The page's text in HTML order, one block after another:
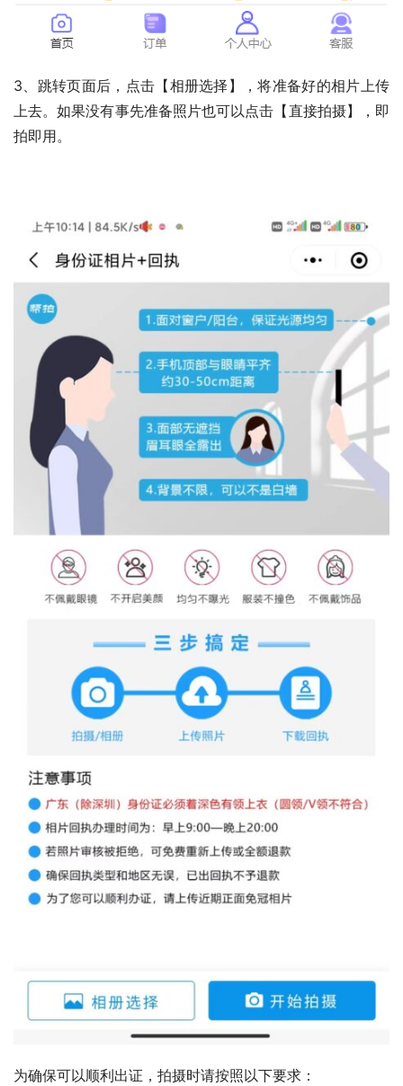
3、跳转页面后，点击【相册选择】，将准备好的相片上传
上去。如果没有事先准备照片也可以点击【直接拍摄】，即
拍即用。
为确保可以顺利出证，拍摄时请按照以下要求：